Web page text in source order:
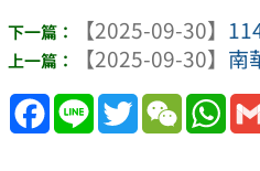
【2025-09-30】
【2025-09-30】 南
Facebook
Line TwitterWeChat